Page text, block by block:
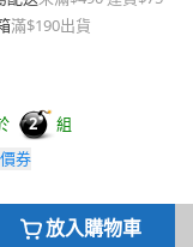
滿$190出貨
2
組
券
放入購物車